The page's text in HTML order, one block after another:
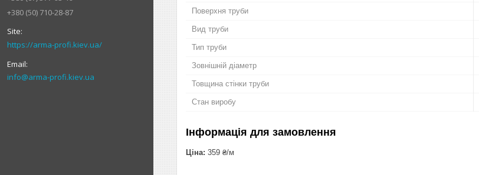
+380 (50) 710-28-87
https://arma-profi.kiev.ua/
info@arma-profi.kiev.ua
Поверхня труби
Вид труби
Тип труби
Зовнішній діаметр
Товщина стінки труби
Стан виробу
Інформація для замовлення
Ціна: 359 ₴/м